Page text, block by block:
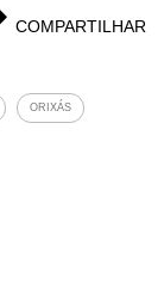
COMPARTILHAR
ORIXÁS